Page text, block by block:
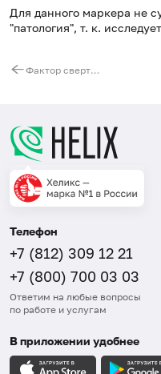
Для данного маркера не
"патология", т. к.
Фактор свертываемости крови 13, субъединица A1 (F13A1). Выявление мутации G103T (Val34Leu)
Телефон
+7 (812) 309 12 21
+7 (800) 700 03 03
Ответим на любые вопросы
по работе и услугам
В приложении удобнее